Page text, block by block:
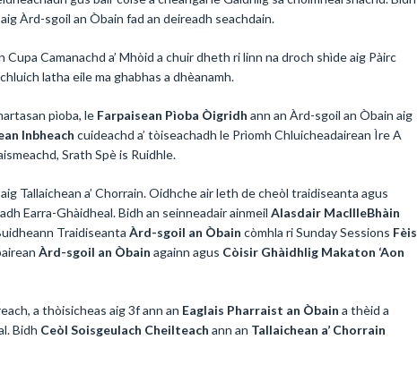
Àrd-sgoil an Òbain fad an deireadh seachdain.
Camanachd a’ Mhòid a chuir dheth ri linn na droch shìde aig Pàirc
latha eile ma ghabhas a dhèanamh.
pìoba, le Farpaisean Pìoba Òigridh ann an Àrd-sgoil an Òbain aig
Inbheach cuideachd a’ tòiseachadh le Prìomh Chluicheadairean Ìre A
Srath Spè is Ruidhle.
Tallaichean a’ Chorrain. Oidhche air leth de cheòl traidiseanta agus
Earra-Ghàidheal. Bidh an seinneadair ainmeil Alasdair MacIlleBhàin
Traidiseanta Àrd-sgoil an Òbain còmhla ri Sunday Sessions Fèis
Àrd-sgoil an Òbain againn agus Còisir Ghàidhlig Makaton ‘Aon
a thòisicheas aig 3f ann an Eaglais Pharraist an Òbain a thèid a
Bidh Ceòl Soisgeulach Cheilteach ann an Tallaichean a’ Chorrain